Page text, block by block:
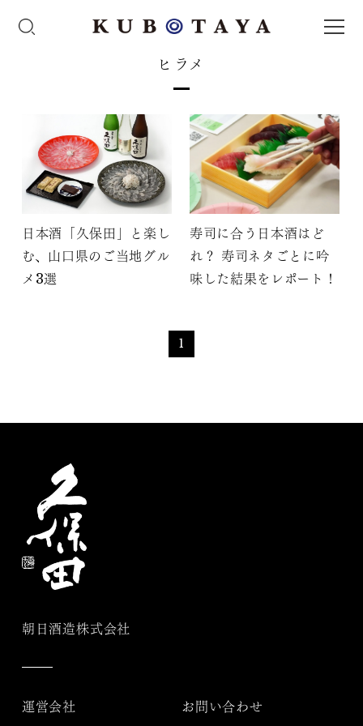
ヒラメ
日本酒「久保田」と楽し
む、山口県のご当地グル
メ3選
寿司に合う日本酒はど
れ？ 寿司ネタごとに吟
味した結果をレポート！
1
朝日酒造株式会社
運営会社 お問い合わせ